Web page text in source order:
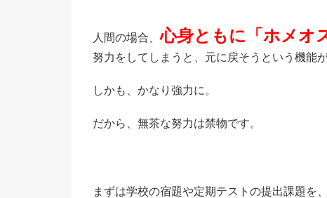
人間の場合、心身ともに「ホメオ
努力をしてしまうと、元に戻そうという機能が
しかも、かなり強力に。
だから、無茶な努力は禁物です。
まずは学校の宿題や定期テストの提出課題を、